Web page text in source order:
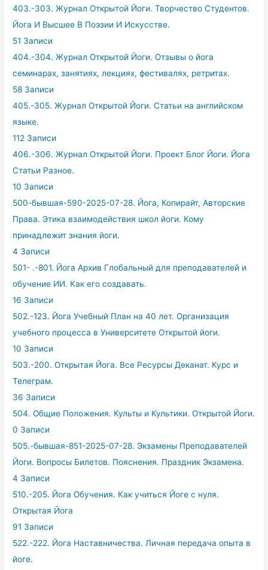
403.-303. Журнал Открытой Йоги. Творчество Студентов.
Йога И Высшее В Поэзии И Искусстве.
51 Записи
404.-304. Журнал Открытой Йоги. Отзывы о йога
семинарах, занятиях, лекциях, фестивалях, ретритах.
58 Записи
405.-305. Журнал Открытой Йоги. Статьи на английском
языке.
112 Записи
406.-306. Журнал Открытой Йоги. Проект Блог Йоги. Йога
Статьи Разное.
10 Записи
500-бывшая-590-2025-07-28. Йога, Копирайт, Авторские
Права. Этика взаимодействия школ йоги. Кому
принадлежит знания йоги.
4 Записи
501- .-801. Йога Архив Глобальный для преподавателей и
обучение ИИ. Как его создавать.
16 Записи
502.-123. Йога Учебный План на 40 лет. Организация
учебного процесса в Университете Открытой йоги.
10 Записи
503.-200. Открытая Йога. Все Ресурсы Деканат. Курс и
Телеграм.
36 Записи
504. Общие Положения. Культы и Культики. Открытой Йоги.
0 Записи
505.-бывшая-851-2025-07-28. Экзамены Преподавателей
Йоги. Вопросы Билетов. Пояснения. Праздник Экзамена.
4 Записи
510.-205. Йога Обучения. Как учиться Йоге с нуля.
Открытая Йога
91 Записи
522.-222. Йога Наставничества. Личная передача опыта в
йоге.